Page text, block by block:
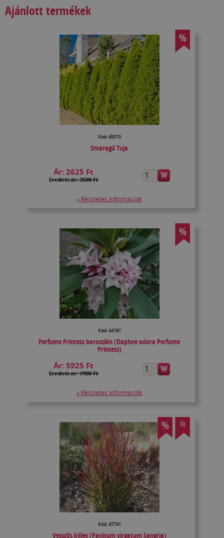
Ajánlott termékek
%
Kód: 45015
Smaragd Tuja
Ár:2625 Ft
Eredeti ár: 3500 Ft
» Részletes információk
%
Kód: 44191
Perfume Princess boroszlán (Daphne odora Perfume
Princess)
Ár:5925 Ft
Eredeti ár: 7900 Ft
» Részletes információk
% ÚJ
Kód: 47741
Vesszős köles (Panicum virgatum Sangria)